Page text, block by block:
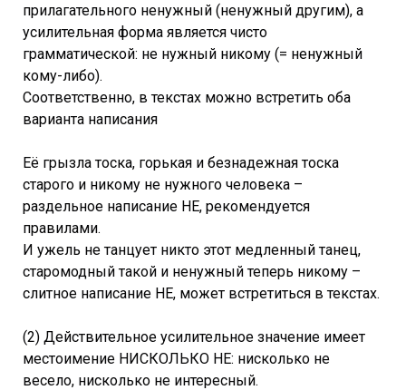
прилагательного ненужный (ненужный другим), а
усилительная форма является чисто
грамматической: не нужный никому (= ненужный
кому-либо).
Соответственно, в текстах можно встретить оба
варианта написания
Её грызла тоска, горькая и безнадежная тоска
старого и никому не нужного человека –
раздельное написание НЕ, рекомендуется
правилами.
И ужель не танцует никто этот медленный танец,
старомодный такой и ненужный теперь никому –
слитное написание НЕ, может встретиться в текстах.
(2) Действительное усилительное значение имеет
местоимение НИСКОЛЬКО НЕ: нисколько не
весело, нисколько не интересный.